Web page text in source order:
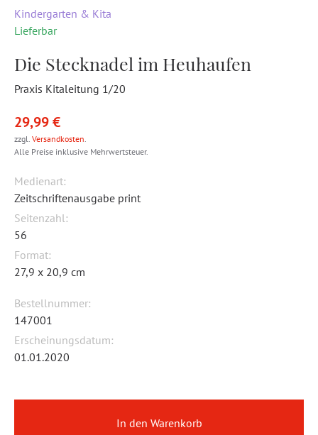
Kindergarten & Kita
Lieferbar
Die Stecknadel im Heuhaufen
Praxis Kitaleitung 1/20
29,99 €
zzgl. Versandkosten.
Alle Preise inklusive Mehrwertsteuer.
Medienart:
Zeitschriftenausgabe print
Seitenzahl:
56
Format:
27,9 x 20,9 cm
Bestellnummer:
147001
Erscheinungsdatum:
01.01.2020
In den Warenkorb